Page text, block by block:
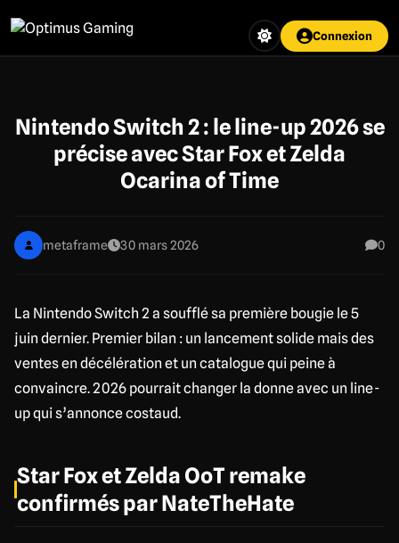
au
contenu
Connexion
Nintendo Switch 2 : le line-up 2026 se
précise avec Star Fox et Zelda
Ocarina of Time
metaframe 30 mars 2026 0
La Nintendo Switch 2 a soufflé sa première bougie le 5
juin dernier. Premier bilan : un lancement solide mais des
ventes en décélération et un catalogue qui peine à
convaincre. 2026 pourrait changer la donne avec un line-
up qui s’annonce costaud.
Star Fox et Zelda OoT remake
confirmés par NateTheHate